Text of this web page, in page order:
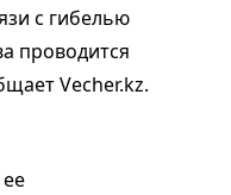
с гибелью
проводится
Vecher.kz.